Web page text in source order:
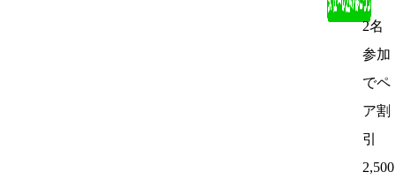
2名
参加
でペ
ア割
引
2,500